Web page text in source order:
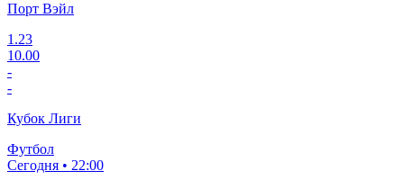
Порт Вэйл
1.23
10.00
-
-
Кубок Лиги
Футбол
Сегодня • 22:00